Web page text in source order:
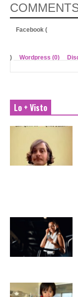
Facebook (
) Wordpress (0)
Lo + Visto